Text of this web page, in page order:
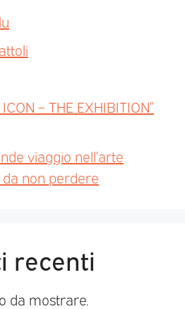
– THE EXHIBITION”
viaggio nell’arte
da non perdere
recenti
da mostrare.